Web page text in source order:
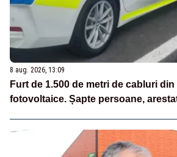
8 aug. 2026, 13:09
Furt de 1.500 de metri de cabluri
fotovoltaice. Șapte persoane,